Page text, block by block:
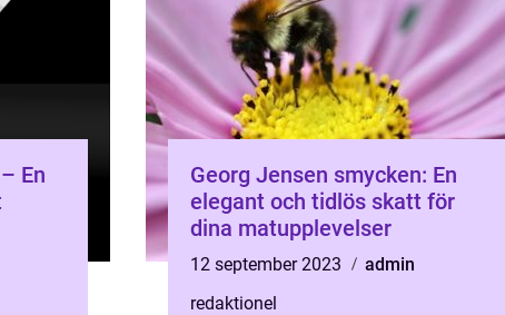
En
Georg Jensen smycken: En
elegant och tidlös skatt för
dina matupplevelser
12 september 2023
admin
redaktionel